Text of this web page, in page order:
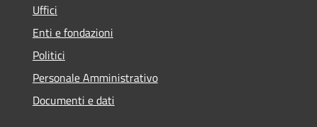
Uffici
Enti e fondazioni
Politici
Personale Amministrativo
Documenti e dati